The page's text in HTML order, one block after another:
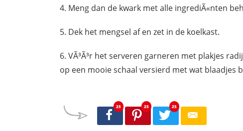
Meng dan de kwark met alle ingrediÃ«nten
Dek het mengsel af en zet in de koelkast.
VÃ³Ã³r het serveren garneren met plakjes
op een mooie schaal versierd met wat blaadjes
25 25 25